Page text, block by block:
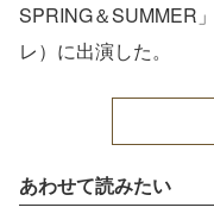
SPRING＆SUMMER
レ）に出演した。
あわせて読みたい